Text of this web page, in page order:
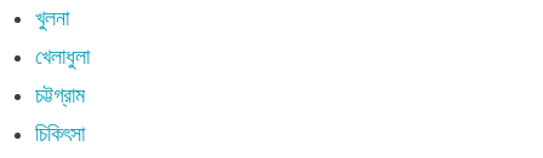
খুলনা
খেলাধুলা
চট্টগ্রাম
চিকিৎসা